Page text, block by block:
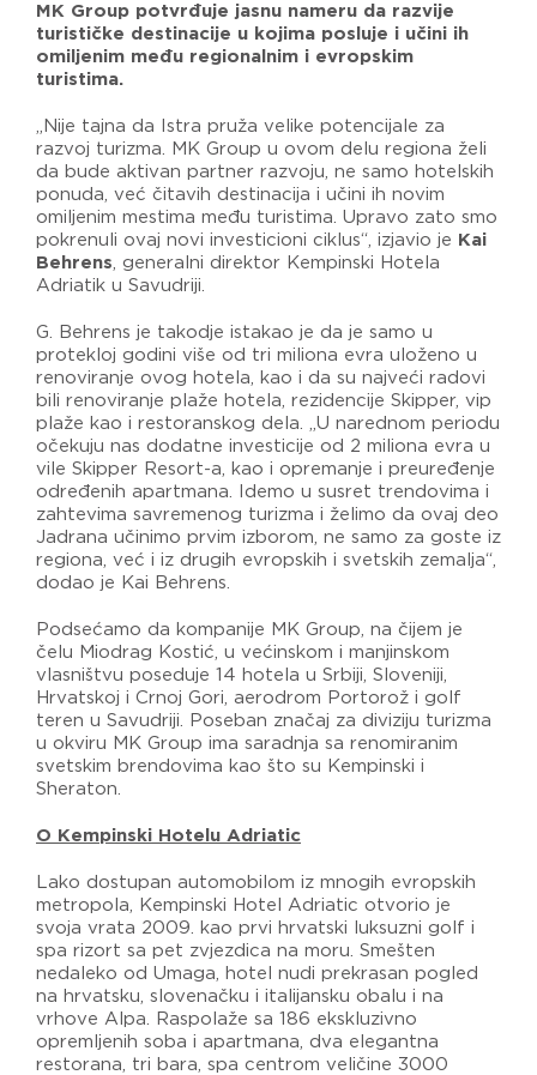
MK Group potvrđuje jasnu nameru da razvije
turističke destinacije u kojima posluje i učini ih
omiljenim među regionalnim i evropskim
turistima.
„Nije tajna da Istra pruža velike potencijale za
razvoj turizma. MK Group u ovom delu regiona želi
da bude aktivan partner razvoju, ne samo hotelskih
ponuda, već čitavih destinacija i učini ih novim
omiljenim mestima među turistima. Upravo zato smo
pokrenuli ovaj novi investicioni ciklus“, izjavio je Kai
Behrens , generalni direktor Kempinski Hotela
Adriatik u Savudriji.
G. Behrens je takodje istakao je da je samo u
protekloj godini više od tri miliona evra uloženo u
renoviranje ovog hotela, kao i da su najveći radovi
bili renoviranje plaže hotela, rezidencije Skipper, vip
plaže kao i restoranskog dela. „U narednom periodu
očekuju nas dodatne investicije od 2 miliona evra u
vile Skipper Resort-a, kao i opremanje i preuređenje
određenih apartmana. Idemo u susret trendovima i
zahtevima savremenog turizma i želimo da ovaj deo
Jadrana učinimo prvim izborom, ne samo za goste iz
regiona, već i iz drugih evropskih i svetskih zemalja“,
dodao je Kai Behrens.
Podsećamo da kompanije MK Group, na čijem je
čelu Miodrag Kostić, u većinskom i manjinskom
vlasništvu poseduje 14 hotela u Srbiji, Sloveniji,
Hrvatskoj i Crnoj Gori, aerodrom Portorož i golf
teren u Savudriji. Poseban značaj za diviziju turizma
u okviru MK Group ima saradnja sa renomiranim
svetskim brendovima kao što su Kempinski i
Sheraton.
O Kempinski Hotelu Adriatic
Lako dostupan automobilom iz mnogih evropskih
metropola, Kempinski Hotel Adriatic otvorio je
svoja vrata 2009. kao prvi hrvatski luksuzni golf i
spa rizort sa pet zvjezdica na moru. Smešten
nedaleko od Umaga, hotel nudi prekrasan pogled
na hrvatsku, slovenačku i italijansku obalu i na
vrhove Alpa. Raspolaže sa 186 ekskluzivno
opremljenih soba i apartmana, dva elegantna
restorana, tri bara, spa centrom veličine 3000